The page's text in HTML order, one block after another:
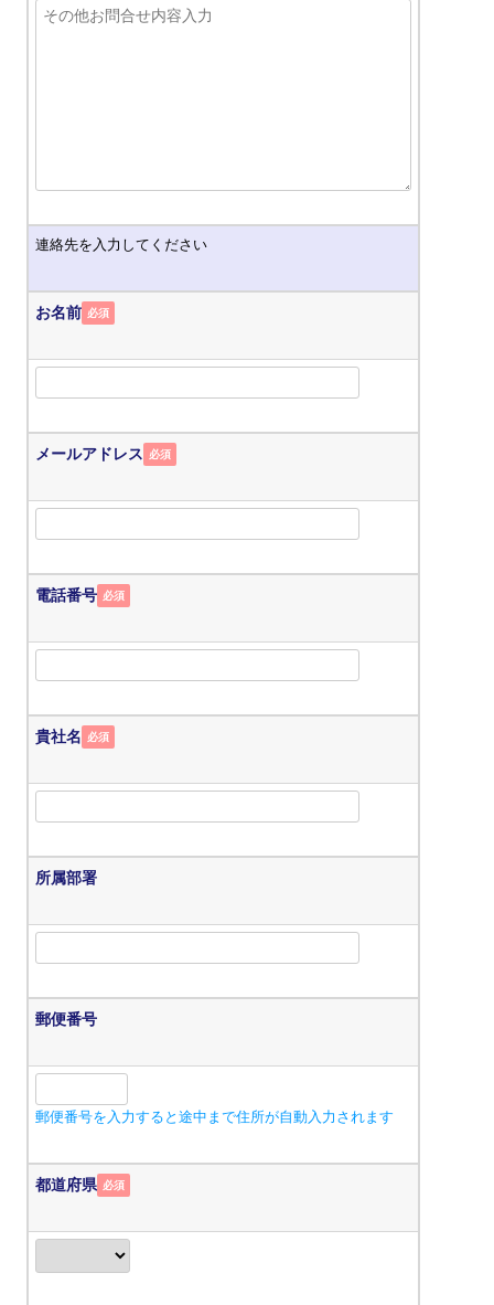
連絡先を入力してください
お名前 必須
メールアドレス 必須
電話番号 必須
貴社名 必須
所属部署
郵便番号
郵便番号を入力すると途中まで住所が自動入力されます
都道府県 必須